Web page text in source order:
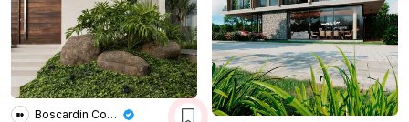
Boscardin Corsi Arquitetura